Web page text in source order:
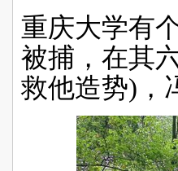
重庆大学有
被捕，在其
救他造势)